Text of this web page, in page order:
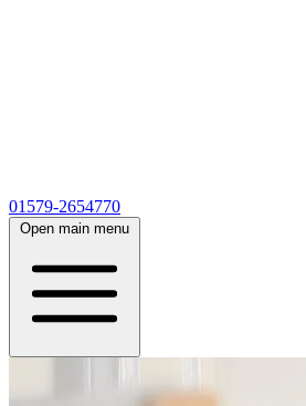
01579-2654770
Open main menu